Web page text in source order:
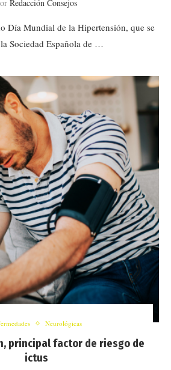
Redacción Consejos
Día Mundial de la Hipertensión, que se
Sociedad Española de …
Neurológicas
principal factor de riesgo de
ictus